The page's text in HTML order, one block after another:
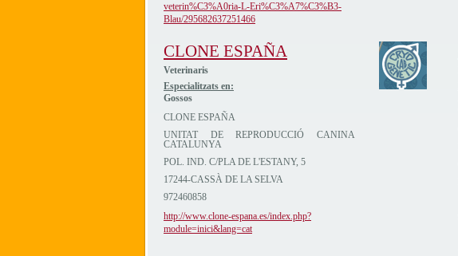
veterin%C3%A0ria-L-Eri%C3%A7%C3%B3-
Blau/295682637251466
CLONE ESPAÑA
Veterinaris
Especialitzats en:
Gossos
CLONE ESPAÑA
UNITAT DE REPRODUCCIÓ CANINA
CATALUNYA
POL. IND. C/PLA DE L'ESTANY, 5
17244-CASSÀ DE LA SELVA
972460858
http://www.clone-espana.es/index.php?
module=inici&lang=cat